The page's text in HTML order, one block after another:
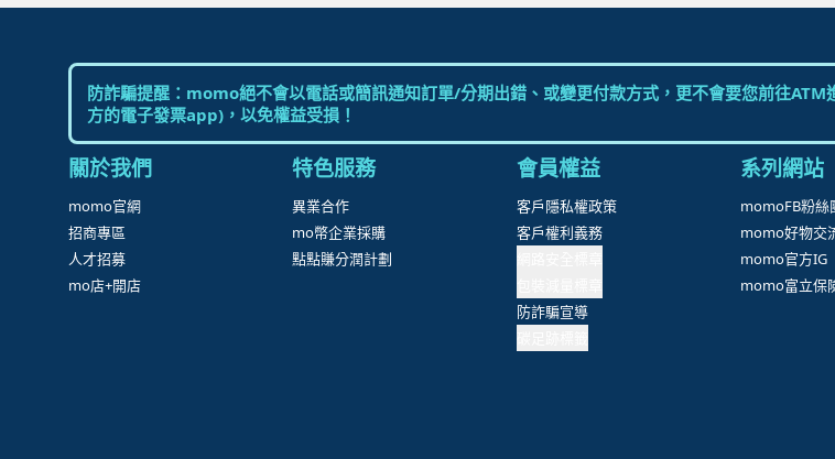
防詐騙提醒：momo絕不會以電話或簡訊通知訂單/分期出錯、或變更付款方式，更不會要您前往
方的電子發票app)，以免權益受損！
關於我們
momo官網
招商專區
人才招募
mo店+開店
特色服務
異業合作
mo幣企業採購
點點賺分潤計劃
會員權益
客戶隱私權政策
客戶權利義務
防詐騙宣導
系列網站
momoFB粉絲
momo好物交
momo官方IG
momo富立保